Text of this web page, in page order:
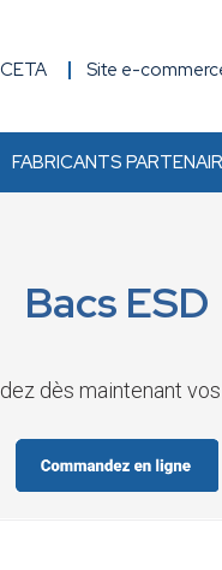
Site e-
FABRICANTS
Bacs ESD
dès maintenant